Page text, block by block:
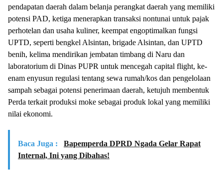
pendapatan daerah dalam belanja perangkat daerah yang memiliki
potensi PAD, ketiga menerapkan transaksi nontunai untuk pajak
perhotelan dan usaha kuliner, keempat engoptimalkan fungsi
UPTD, seperti bengkel Alsintan, brigade Alsintan, dan UPTD
benih, kelima mendirikan jembatan timbang di Naru dan
laboratorium di Dinas PUPR untuk mencegah capital flight, ke-
enam enyusun regulasi tentang sewa rumah/kos dan pengelolaan
sampah sebagai potensi penerimaan daerah, ketujuh membentuk
Perda terkait produksi moke sebagai produk lokal yang memiliki
nilai ekonomi.
Baca Juga :
Bapemperda DPRD Ngada Gelar Rapat
Internal, Ini yang Dibahas!